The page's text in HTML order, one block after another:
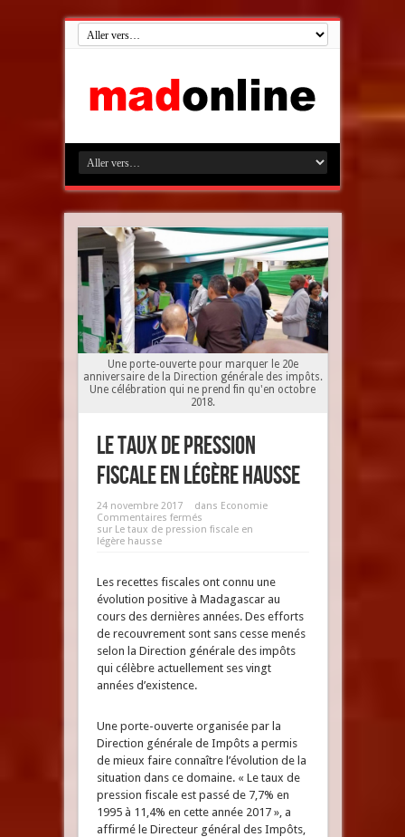
Une porte-ouverte pour marquer le 20e
anniversaire de la Direction générale des impôts.
Une célébration qui ne prend fin qu'en octobre
2018.
Le taux de pression
fiscale en légère hausse
24 novembre 2017 dans Economie
Commentaires fermés
sur Le taux de pression fiscale en
légère hausse
Les recettes fiscales ont connu une
évolution positive à Madagascar au
cours des dernières années. Des efforts
de recouvrement sont sans cesse menés
selon la Direction générale des impôts
qui célèbre actuellement ses vingt
années d’existence.
Une porte-ouverte organisée par la
Direction générale de Impôts a permis
de mieux faire connaître l’évolution de la
situation dans ce domaine. « Le taux de
pression fiscale est passé de 7,7% en
1995 à 11,4% en cette année 2017 », a
affirmé le Directeur général des Impôts,